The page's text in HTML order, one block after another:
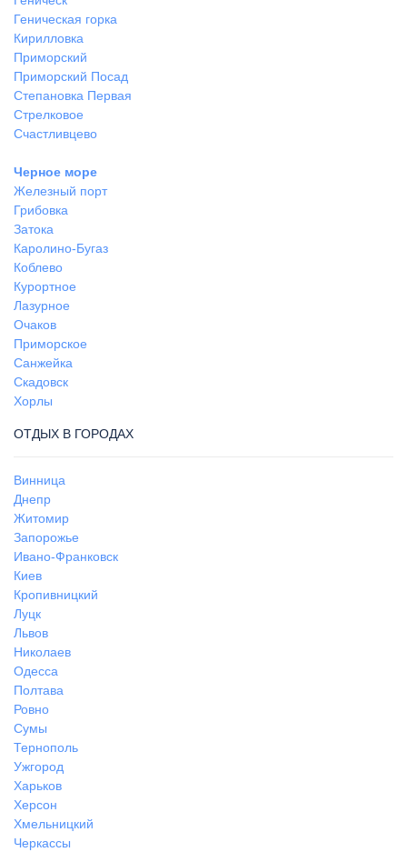
Геническая горка
Кирилловка
Приморский
Приморский Посад
Степановка Первая
Стрелковое
Счастливцево
Черное море
Железный порт
Грибовка
Затока
Каролино-Бугаз
Коблево
Курортное
Лазурное
Очаков
Приморское
Санжейка
Скадовск
Хорлы
ОТДЫХ В ГОРОДАХ
Винница
Днепр
Житомир
Запорожье
Ивано-Франковск
Киев
Кропивницкий
Луцк
Львов
Николаев
Одесса
Полтава
Ровно
Сумы
Тернополь
Ужгород
Харьков
Херсон
Хмельницкий
Черкассы